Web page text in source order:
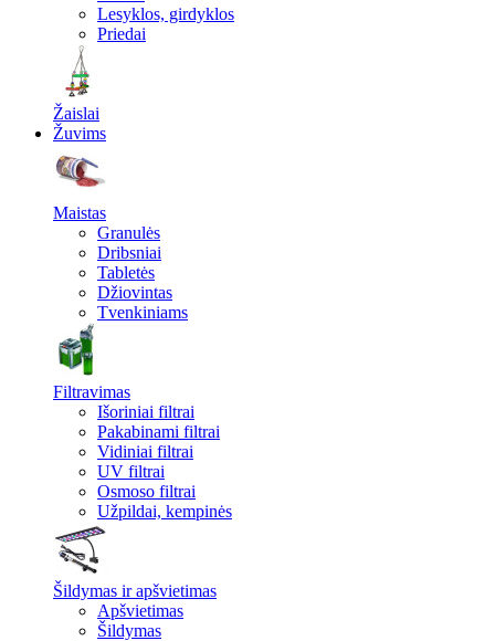
Lesyklos, girdyklos
Priedai
Žaislai
Žuvims
Maistas
Granulės
Dribsniai
Tabletės
Džiovintas
Tvenkiniams
Filtravimas
Išoriniai filtrai
Pakabinami filtrai
Vidiniai filtrai
UV filtrai
Osmoso filtrai
Užpildai, kempinės
Šildymas ir apšvietimas
Apšvietimas
Šildymas